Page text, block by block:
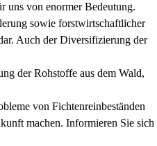
uns von enormer Bedeutung.
sowie forstwirtschaftlicher
Auch der Diversifizierung der
der Rohstoffe aus dem Wald,
von Fichtenreinbeständen
machen. Informieren Sie sich